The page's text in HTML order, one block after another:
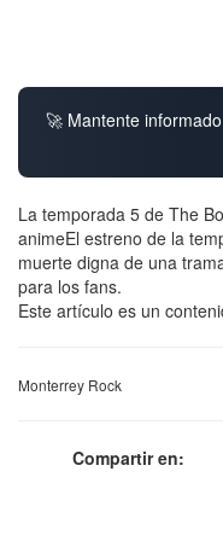
🚀 Mantente
La temporada 5 de The
animeEl estreno de la
muerte digna de una
para los fans.
Este artículo es un
Monterrey Rock
Compartir en: